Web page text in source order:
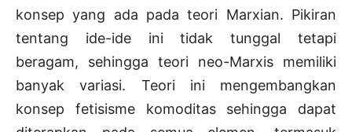
konsep yang ada pada teori Marxian. Pikiran
tentang ide-ide ini tidak tunggal tetapi
beragam, sehingga teori neo-Marxis memiliki
banyak variasi. Teori ini mengembangkan
konsep fetisisme komoditas sehingga dapat